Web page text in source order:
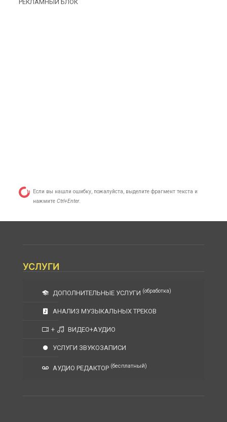
РЕКЛАМНЫЙ БЛОК
Если вы нашли ошибку, пожалуйста, выделите фрагмент текста и
нажмите Ctrl+Enter.
УСЛУГИ
ДОПОЛНИТЕЛЬНЫЕ УСЛУГИ (обработка)
АНАЛИЗ МУЗЫКАЛЬНЫХ ТРЕКОВ
+ ВИДЕО+АУДИО
УСЛУГИ ЗВУКОЗАПИСИ
АУДИО РЕДАКТОР (бесплатный)